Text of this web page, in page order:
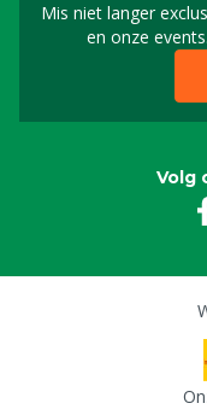
Mis niet langer
en onze
Volg